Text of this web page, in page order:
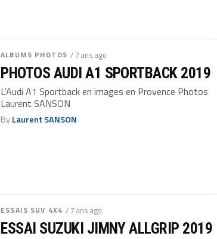
ALBUMS PHOTOS / 7 ans ago
PHOTOS AUDI A1 SPORTBACK 2019
L’Audi A1 Sportback en images en Provence Photos
Laurent SANSON
ByLaurent SANSON
ESSAIS SUV 4X4 / 7 ans ago
ESSAI SUZUKI JIMNY ALLGRIP 2019